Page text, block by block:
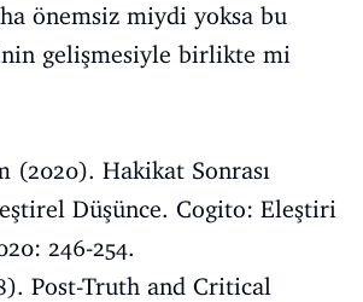
önemsiz miydi yoksa bu
gelişmesiyle birlikte mi
(2020). Hakikat Sonrası
Düşünce. Cogito: Eleştiri
246-254.
Post-Truth and Critical